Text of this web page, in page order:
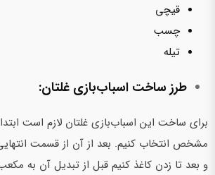
قیچی
چسب
تیله
طرز ساخت اسباب‌بازی غلتان:
برای ساخت این اسباب‌بازی غلتان لازم است ابتدا
مشخص انتخاب کنیم. بعد از آن از قسمت
و بعد تا زدن کاغذ کنیم قبل از تبدیل آن به